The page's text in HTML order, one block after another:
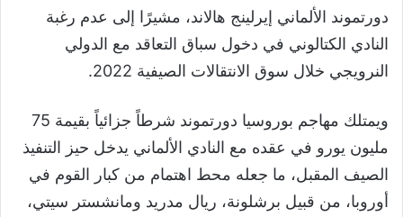
دورتموند الألماني إيرلينج هالاند، مشيرًا إلى عدم رغبة
النادي الكتالوني في دخول سباق التعاقد مع الدولي
النرويجي خلال سوق الانتقالات الصيفية 2022.
ويمتلك مهاجم بوروسيا دورتموند شرطاً جزائياً بقيمة 75
مليون يورو في عقده مع النادي الألماني يدخل حيز التنفيذ
الصيف المقبل، ما جعله محط اهتمام من كبار القوم في
أوروبا، من قبيل برشلونة، ريال مدريد ومانشستر سيتي،